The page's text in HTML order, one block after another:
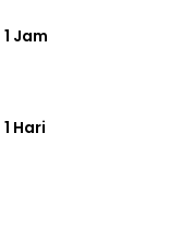
1 Jam
1 Hari